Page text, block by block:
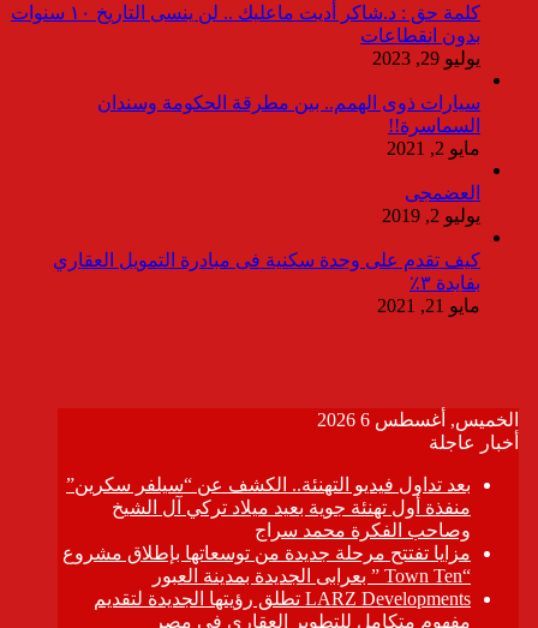
كلمة حق : د.شاكر أديت ماعليك .. لن ينسى التاريخ ١٠ سنوات
بدون انقطاعات
يوليو 29, 2023
سيارات ذوى الهمم.. بين مطرقة الحكومة وسندان
السماسرة!!
مايو 2, 2021
العضمجى
يوليو 2, 2019
كيف تقدم على وحدة سكنية فى مبادرة التمويل العقاري
بفايدة ٣٪
مايو 21, 2021